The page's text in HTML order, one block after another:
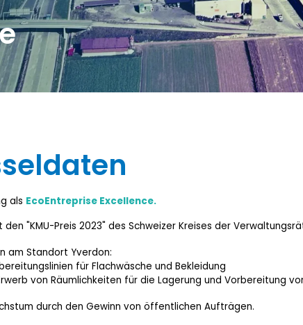
als EcoEntreprise Excellence.
den "KMU-Preis 2023" des Schweizer Kreises der
am Standort Yverdon:
für Flachwäsche und Bekleidung
von Räumlichkeiten für die Lagerung und Vorbereitung
durch den Gewinn von öffentlichen Aufträgen.